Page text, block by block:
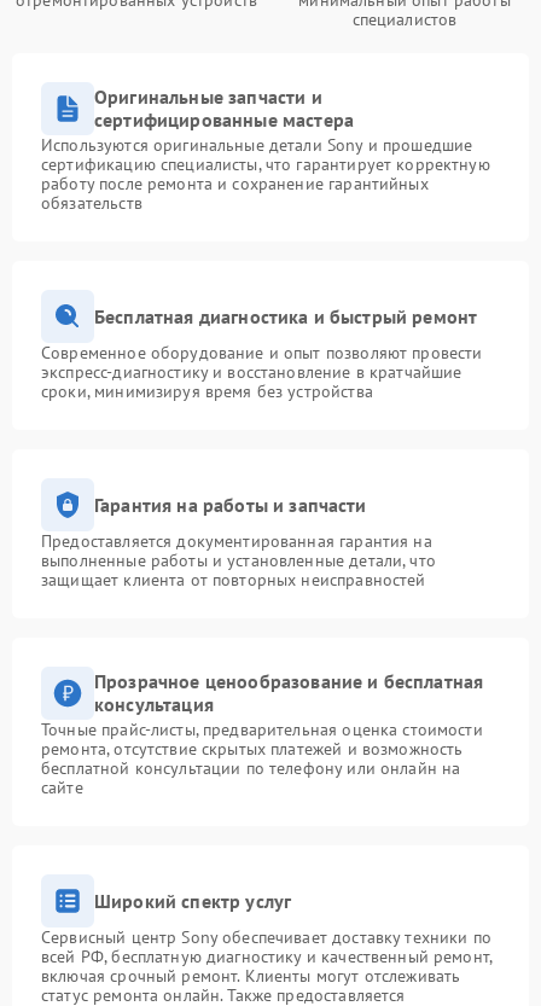
специалистов
Оригинальные запчасти и
сертифицированные мастера
Используются оригинальные детали Sony и прошедшие
сертификацию специалисты, что гарантирует корректную
работу после ремонта и сохранение гарантийных
обязательств
Бесплатная диагностика и быстрый ремонт
Современное оборудование и опыт позволяют провести
экспресс-диагностику и восстановление в кратчайшие
сроки, минимизируя время без устройства
Гарантия на работы и запчасти
Предоставляется документированная гарантия на
выполненные работы и установленные детали, что
защищает клиента от повторных неисправностей
Прозрачное ценообразование и бесплатная
консультация
Точные прайс-листы, предварительная оценка стоимости
ремонта, отсутствие скрытых платежей и возможность
бесплатной консультации по телефону или онлайн на
сайте
Широкий спектр услуг
Сервисный центр Sony обеспечивает доставку техники по
всей РФ, бесплатную диагностику и качественный ремонт,
включая срочный ремонт. Клиенты могут отслеживать
статус ремонта онлайн. Также предоставляется